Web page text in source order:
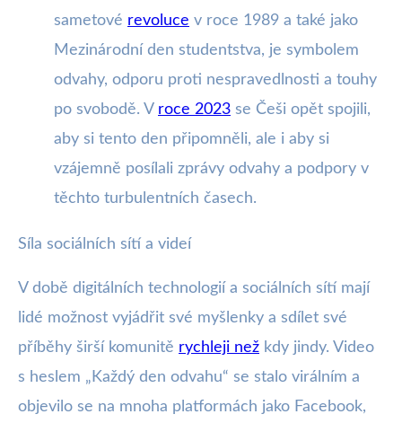
sametové revoluce v roce 1989 a také jako
Mezinárodní den studentstva, je symbolem
odvahy, odporu proti nespravedlnosti a touhy
po svobodě. V roce 2023 se Češi opět spojili,
aby si tento den připomněli, ale i aby si
vzájemně posílali zprávy odvahy a podpory v
těchto turbulentních časech.
Síla sociálních sítí a videí
V době digitálních technologií a sociálních sítí mají
lidé možnost vyjádřit své myšlenky a sdílet své
příběhy širší komunitě rychleji než kdy jindy. Video
s heslem „Každý den odvahu“ se stalo virálním a
objevilo se na mnoha platformách jako Facebook,